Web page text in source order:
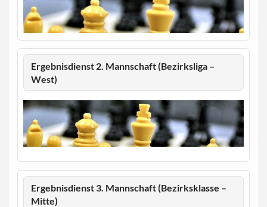
Ergebnisdienst 2. Mannschaft (Bezirksliga –
West)
Ergebnisdienst 3. Mannschaft (Bezirksklasse –
Mitte)